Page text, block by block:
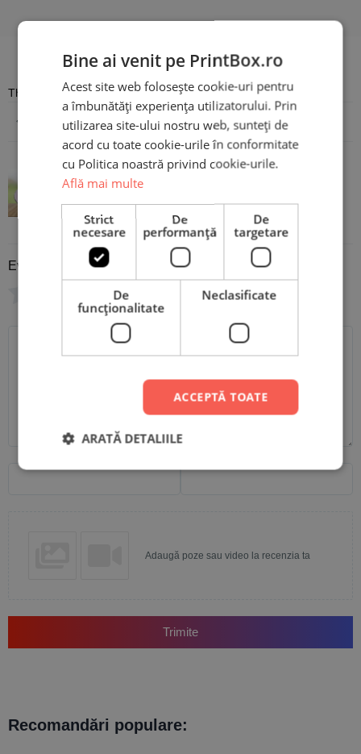
Recenzii
There are no reviews yet
Adaugă o recenzie
Piatră Ardezie Inimă Personalizată
cu mesaj - 8 Martie
Evaluare
0/5
Adaugă poze sau video la recenzia ta
Trimite
Recomandări populare:
Bine ai venit pe PrintBox.ro
Acest site web folosește cookie-uri pentru
a îmbunătăți experiența utilizatorului. Prin
utilizarea site-ului nostru web, sunteți de
acord cu toate cookie-urile în conformitate
cu Politica noastră privind cookie-urile.
Află mai multe
Strict
necesare
De
performanță
De
targetare
De
funcţionalitate
Neclasificate
ACCEPTĂ TOATE
ARATĂ DETALIILE